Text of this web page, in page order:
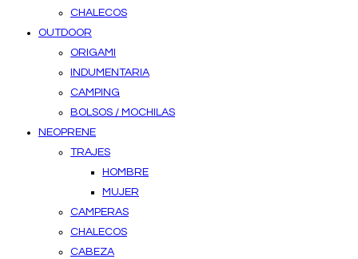
CHALECOS
OUTDOOR
ORIGAMI
INDUMENTARIA
CAMPING
BOLSOS / MOCHILAS
NEOPRENE
TRAJES
HOMBRE
MUJER
CAMPERAS
CHALECOS
CABEZA